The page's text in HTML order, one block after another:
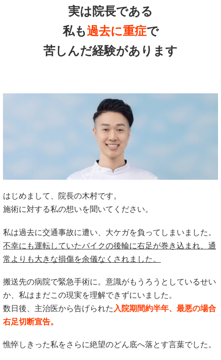
実は院長である
私も過去に重症で
苦しんだ経験があります
はじめまして、院長の木村です。
施術に対する私の想いを聞いてください。
私は過去に交通事故に遭い、大ケガを負ってしまいました。
不幸にも運転していたバイクの後輪に右足が巻き込まれ、通
常よりも大きな損傷を余儀なくされました。
搬送先の病院で緊急手術に。意識がもうろうとしているせい
か、私はまだこの現実を理解できずにいました。
数日後、主治医から告げられた 入院期間約半年、最悪の場合
右足切断宣告。
憔悴しきった私をさらに絶望のどん底へ落とす言葉でした。